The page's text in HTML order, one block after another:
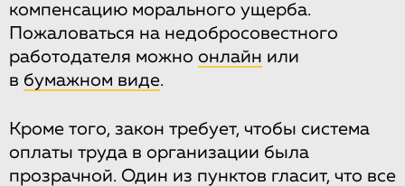
компенсацию морального ущерба.
Пожаловаться на недобросовестного
работодателя можно онлайн или
в бумажном виде.
Кроме того, закон требует, чтобы система
оплаты труда в организации была
прозрачной. Один из пунктов гласит, что все